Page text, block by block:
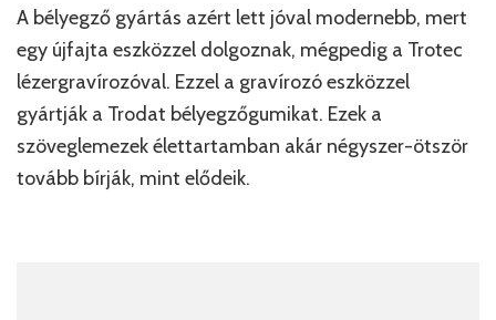
A bélyegző gyártás azért lett jóval modernebb, mert
egy újfajta eszközzel dolgoznak, mégpedig a Trotec
lézergravírozóval. Ezzel a gravírozó eszközzel
gyártják a Trodat bélyegzőgumikat. Ezek a
szöveglemezek élettartamban akár négyszer-ötször
tovább bírják, mint elődeik.